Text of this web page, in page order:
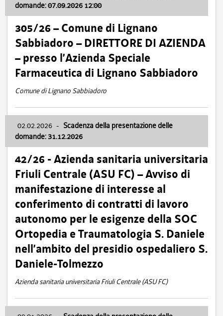
domande: 07.09.2026 12:00
305/26 – Comune di Lignano
Sabbiadoro – DIRETTORE DI AZIENDA
– presso l’Azienda Speciale
Farmaceutica di Lignano Sabbiadoro
Comune di Lignano Sabbiadoro
02.02.2026 - Scadenza della presentazione delle
domande: 31.12.2026
42/26 - Azienda sanitaria universitaria
Friuli Centrale (ASU FC) – Avviso di
manifestazione di interesse al
conferimento di contratti di lavoro
autonomo per le esigenze della SOC
Ortopedia e Traumatologia S. Daniele
nell’ambito del presidio ospedaliero S.
Daniele-Tolmezzo
Azienda sanitaria universitaria Friuli Centrale (ASU FC)